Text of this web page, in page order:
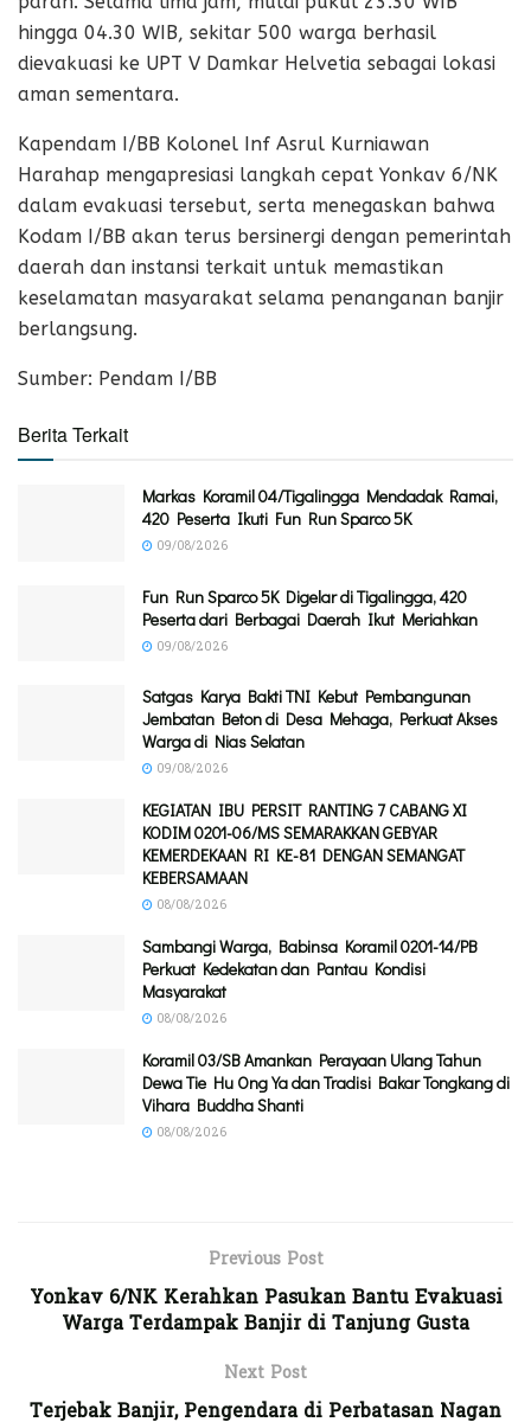
hingga 04.30 WIB, sekitar 500 warga berhasil
dievakuasi ke UPT V Damkar Helvetia sebagai lokasi
aman sementara.
Kapendam I/BB Kolonel Inf Asrul Kurniawan
Harahap mengapresiasi langkah cepat Yonkav 6/NK
dalam evakuasi tersebut, serta menegaskan bahwa
Kodam I/BB akan terus bersinergi dengan pemerintah
daerah dan instansi terkait untuk memastikan
keselamatan masyarakat selama penanganan banjir
berlangsung.
Sumber: Pendam I/BB
Berita Terkait
Markas Koramil 04/Tigalingga Mendadak Ramai,
420 Peserta Ikuti Fun Run Sparco 5K
09/08/2026
Fun Run Sparco 5K Digelar di Tigalingga, 420
Peserta dari Berbagai Daerah Ikut Meriahkan
09/08/2026
Satgas Karya Bakti TNI Kebut Pembangunan
Jembatan Beton di Desa Mehaga, Perkuat Akses
Warga di Nias Selatan
09/08/2026
KEGIATAN IBU PERSIT RANTING 7 CABANG XI
KODIM 0201-06/MS SEMARAKKAN GEBYAR
KEMERDEKAAN RI KE-81 DENGAN SEMANGAT
KEBERSAMAAN
08/08/2026
Sambangi Warga, Babinsa Koramil 0201-14/PB
Perkuat Kedekatan dan Pantau Kondisi
Masyarakat
08/08/2026
Koramil 03/SB Amankan Perayaan Ulang Tahun
Dewa Tie Hu Ong Ya dan Tradisi Bakar Tongkang di
Vihara Buddha Shanti
08/08/2026
Previous Post
Yonkav 6/NK Kerahkan Pasukan Bantu Evakuasi
Warga Terdampak Banjir di Tanjung Gusta
Next Post
Terjebak Banjir, Pengendara di Perbatasan Nagan